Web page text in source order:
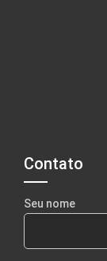
Contato
Seu nome